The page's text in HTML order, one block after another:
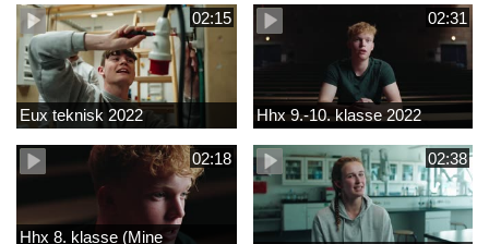
02:15
Eux teknisk 2022
02:31
Hhx 9.-10. klasse 2022
02:18
Hhx 8. klasse (Mine
02:38